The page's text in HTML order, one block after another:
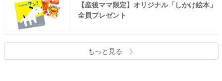
【産後ママ限定】オリジナル「しかけ絵本」
全員プレゼント
もっと見る